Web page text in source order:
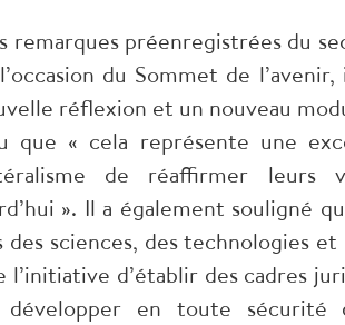
remarques préenregistrées du
du Sommet de
réflexion et un nouveau
que « cela représente une
de réaffirmer leurs
». Il a également souligné
des sciences, des technologies
l’initiative d’établir des cadres
développer en toute sécurité